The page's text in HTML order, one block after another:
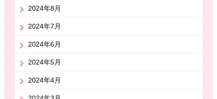
2024年8月
2024年7月
2024年6月
2024年5月
2024年4月